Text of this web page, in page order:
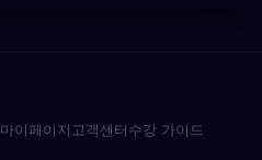
마이페이지 고객센터수강 가이드